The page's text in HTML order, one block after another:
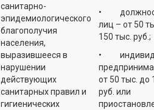
санитарно-
эпидемиологического
благополучия
населения,
выразившееся в
нарушении
действующих
санитарных правил и
гигиенических
•
лиц – от 50
150 тыс. руб.;
•
от 50 тыс. до
руб. или